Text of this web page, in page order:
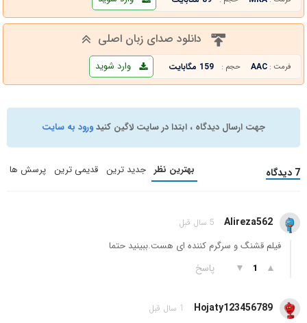
دانلود صدای زبان اصلی
فرمت : AAC حجم : 159 مگابایت وارد شوید
جهت ارسال دیدگاه ، ابتدا در سایت لاگین کنیدورود به سایت
7 دیدگاه بهترین نظر جدید ترین قدیمی ترین پرسش ها
Alireza562 5 سال قبل
فیلم قشنگ و سرگرم کننده ای هست.ببینید حتما
▲
1
▼ پاسخ
Hojaty123456789 1 سال قبل